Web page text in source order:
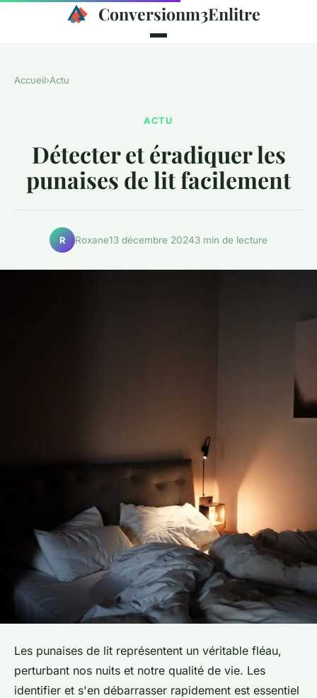
Conversionm3Enlitre
Accueil›Actu
ACTU
Détecter et éradiquer les
punaises de lit facilement
R Roxane13 décembre 20243 min de lecture
Les punaises de lit représentent un véritable fléau,
perturbant nos nuits et notre qualité de vie. Les
identifier et s'en débarrasser rapidement est essentiel